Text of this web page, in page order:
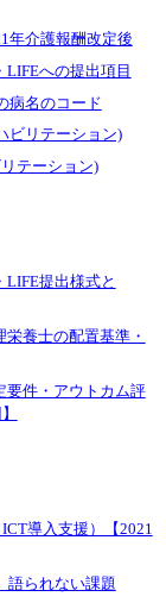
年介護報酬改定後
への提出項目
病名のコード
ビリテーション)
テーション)
提出様式と
養士の配置基準・
件・アウトカム評
導入支援）【2021
語られない課題